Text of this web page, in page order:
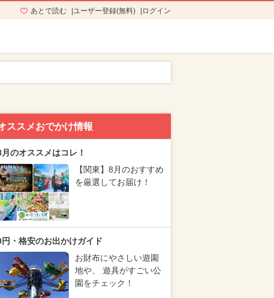
あとで読む ユーザー登録(無料) ログイン
ススメおでかけ情報
月のオススメはコレ！
【関東】8月のおすすめ
を厳選してお届け！
円・格安のお出かけガイド
お財布にやさしい遊園
地や、 遊具がすごい公
園をチェック！